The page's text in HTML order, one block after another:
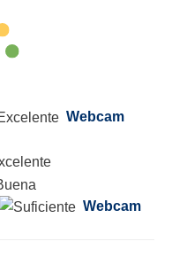
Webcam
Webcam